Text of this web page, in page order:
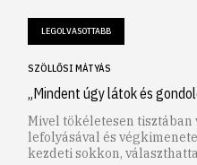
LEGOLVASOTTABB
SZÖLLŐSI MÁTYÁS
„Mindent úgy látok és
Mivel tökéletesen tisztában
lefolyásával és
kezdeti sokkon,